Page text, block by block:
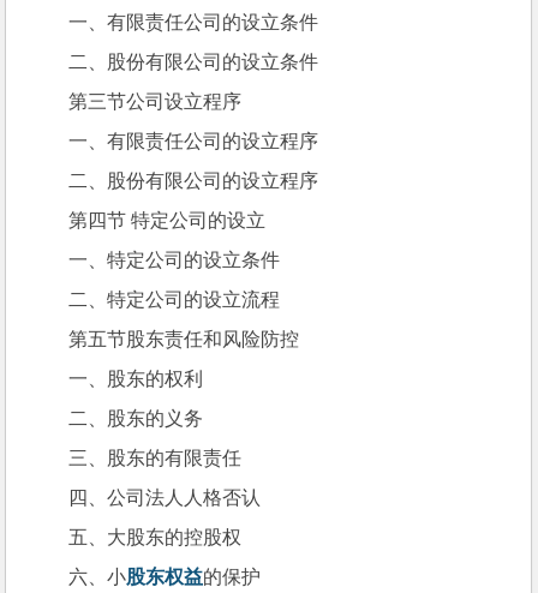
一、有限责任公司的设立条件
二、股份有限公司的设立条件
第三节公司设立程序
一、有限责任公司的设立程序
二、股份有限公司的设立程序
第四节 特定公司的设立
一、特定公司的设立条件
二、特定公司的设立流程
第五节股东责任和风险防控
一、股东的权利
二、股东的义务
三、股东的有限责任
四、公司法人人格否认
五、大股东的控股权
六、小股东权益的保护